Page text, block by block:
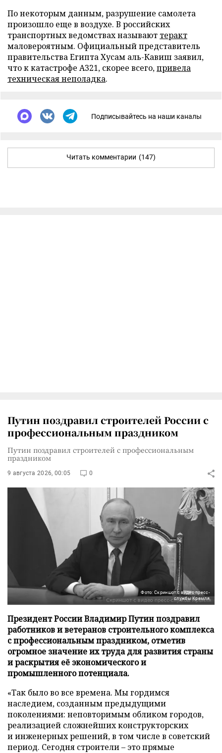
По некоторым данным, разрушение самолета
произошло еще в воздухе. В российских
транспортных ведомствах называют теракт
маловероятным. Официальный представитель
правительства Египта Хусам аль-Кавиш заявил,
что к катастрофе А321, скорее всего,привела
техническая неполадка.
Подписывайтесь на наши каналы
Читать комментарии (147)
Путин поздравил строителей России с
профессиональным праздником
Путин поздравил строителей с профессиональным
праздником
9 августа 2026, 00:05 0
Фото: Скриншот с видео пресс-
службы Кремля
Президент России Владимир Путин поздравил
работников и ветеранов строительного комплекса
с профессиональным праздником, отметив
огромное значение их труда для развития страны
и раскрытия её экономического и
промышленного потенциала.
«Так было во все времена. Мы гордимся
наследием, созданным предыдущими
поколениями: неповторимым обликом городов,
реализацией сложнейших конструкторских
и инженерных решений, в том числе в советский
период. Сегодня строители – это прямые